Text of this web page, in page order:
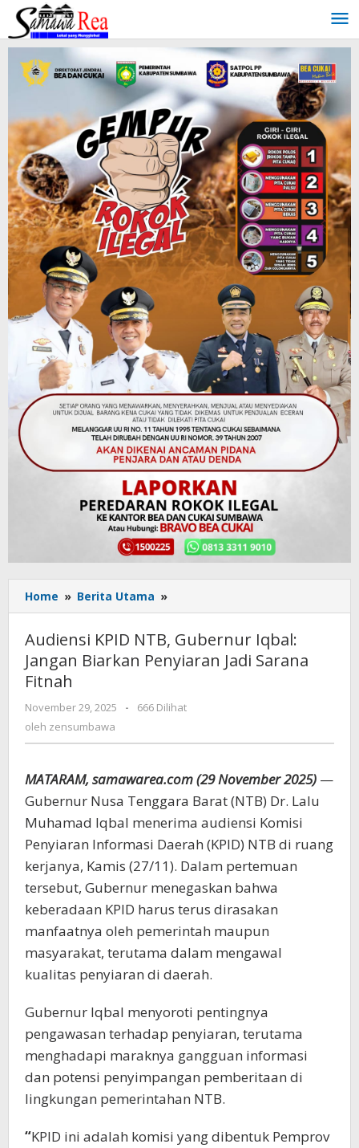
Lewati
konten
Home » Berita Utama »
KPID
Gubernur
Iqbal:
Penyiaran
Sarana
Audiensi KPID NTB, Gubernur Iqbal:
Jangan Biarkan Penyiaran Jadi Sarana
Fitnah
November 29, 2025
oleh
-
666 Dilihat
oleh zensumbawa
MATARAM, samawarea.com (29 November 2025) —
Gubernur Nusa Tenggara Barat (NTB) Dr. Lalu
Muhamad Iqbal menerima audiensi Komisi
Penyiaran Informasi Daerah (KPID) NTB di ruang
kerjanya, Kamis (27/11). Dalam pertemuan
tersebut, Gubernur menegaskan bahwa
keberadaan KPID harus terus dirasakan
manfaatnya oleh pemerintah maupun
masyarakat, terutama dalam mengawal
kualitas penyiaran di daerah.
Gubernur Iqbal menyoroti pentingnya
pengawasan terhadap penyiaran, terutama
menghadapi maraknya gangguan informasi
dan potensi penyimpangan pemberitaan di
lingkungan pemerintahan NTB.
“KPID ini adalah komisi yang dibentuk Pemprov